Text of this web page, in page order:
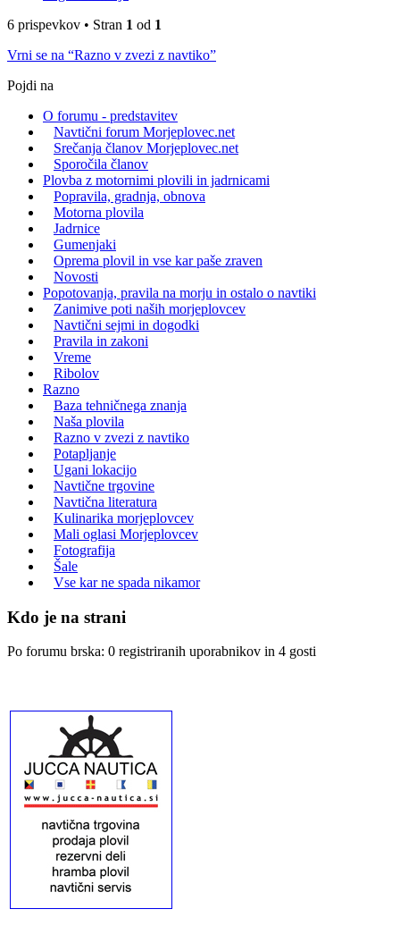
6 prispevkov • Stran 1 od 1
Vrni se na “Razno v zvezi z navtiko”
Pojdi na
O forumu - predstavitev
Navtični forum Morjeplovec.net
Srečanja članov Morjeplovec.net
Sporočila članov
Plovba z motornimi plovili in jadrnicami
Popravila, gradnja, obnova
Motorna plovila
Jadrnice
Gumenjaki
Oprema plovil in vse kar paše zraven
Novosti
Popotovanja, pravila na morju in ostalo o navtiki
Zanimive poti naših morjeplovcev
Navtični sejmi in dogodki
Pravila in zakoni
Vreme
Ribolov
Razno
Baza tehničnega znanja
Naša plovila
Razno v zvezi z navtiko
Potapljanje
Ugani lokacijo
Navtične trgovine
Navtična literatura
Kulinarika morjeplovcev
Mali oglasi Morjeplovcev
Fotografija
Šale
Vse kar ne spada nikamor
Kdo je na strani
Po forumu brska: 0 registriranih uporabnikov in 4 gosti